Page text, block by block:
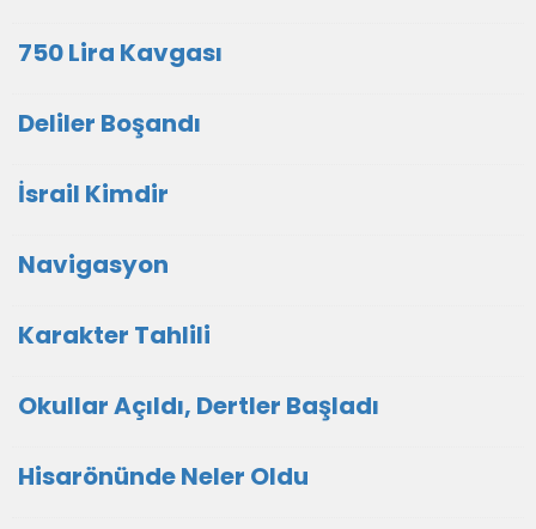
750 Lira Kavgası
Deliler Boşandı
İsrail Kimdir
Navigasyon
Karakter Tahlili
Okullar Açıldı, Dertler Başladı
Hisarönünde Neler Oldu